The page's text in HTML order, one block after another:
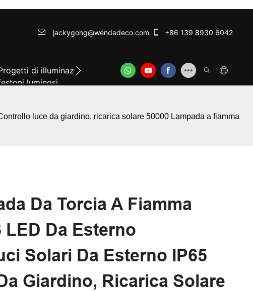
jackygong@wendadeco.com​​​​​​​ +86 139 8930 6042
di illuminazione commerciale con
luminosi
Luci
luce da giardino, ricarica solare 50000 Lampada a fiamma
Da Torcia A Fiamma
LED Da Esterno
Solari Da Esterno IP65
Giardino, Ricarica Solare